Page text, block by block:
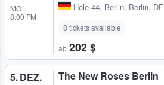
MO
8:00 PM
Hole 44, Berlin, Berlin, DE
8 tickets available
ab 202 $
5. DEZ. The New Roses Berlin